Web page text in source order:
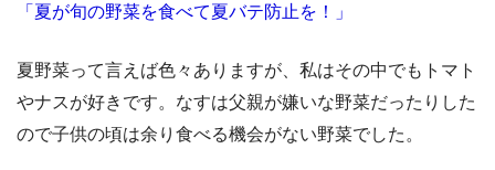
「夏が旬の野菜を食べて夏バテ防止を！」
夏野菜って言えば色々ありますが、私はその中でもトマト
やナスが好きです。なすは父親が嫌いな野菜だったりした
ので子供の頃は余り食べる機会がない野菜でした。